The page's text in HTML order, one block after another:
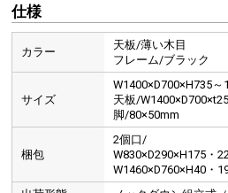
仕様
カラー
天板/薄い木目
フレーム/ブラック
サイズ
W1400×D700×H735～
天板/
脚/80×50mm
梱包
2個口/
W830×D290×H175・
W1460×D760×H40・